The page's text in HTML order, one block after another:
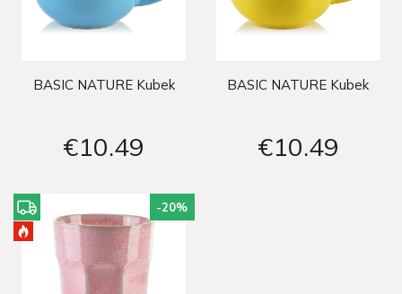
BASIC NATURE Kubek
€10 49
BASIC NATURE Kubek
€10 49
-20%